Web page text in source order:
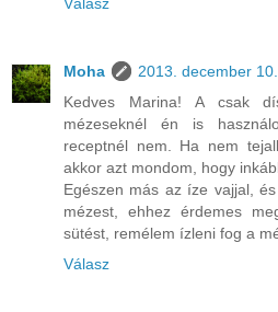
Válasz
Moha
2013. december
Kedves Marina! A csak
mézeseknél én is
receptnél nem. Ha nem
akkor azt mondom, hogy
Egészen más az íze vajjal,
mézest, ehhez érdemes
sütést, remélem ízleni fog a
Válasz